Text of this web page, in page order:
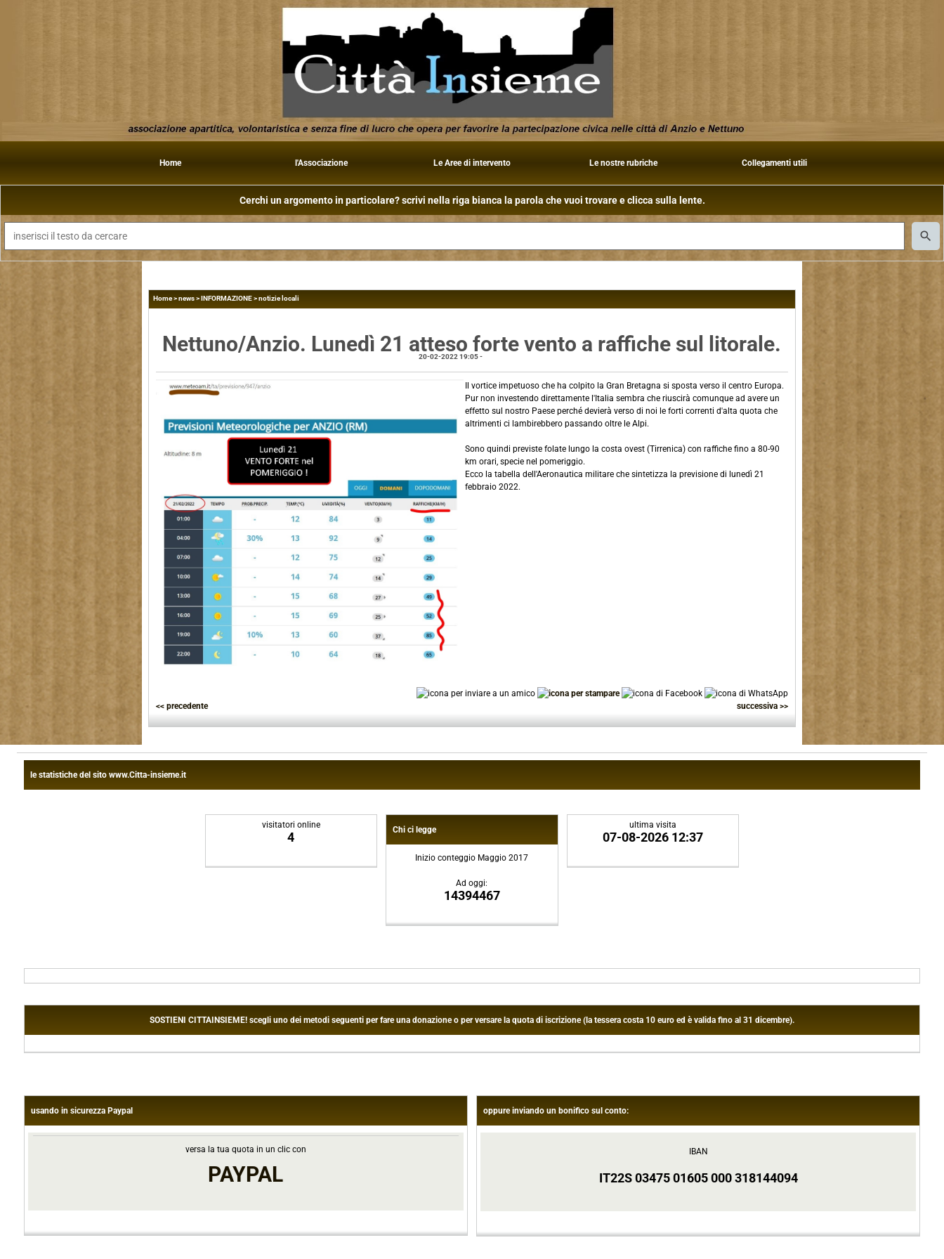
Home l'Associazione Le Aree di intervento Le nostre rubriche Collegamenti utili
Cerchi un argomento in particolare? scrivi nella riga bianca la parola che vuoi trovare e clicca sulla lente.
Home>news>INFORMAZIONE>notizie locali
Nettuno/Anzio. Lunedì 21 atteso forte vento a raffiche sul litorale.
20-02-2022 19:05-
Il vortice impetuoso che ha colpito la Gran Bretagna si sposta verso il centro Europa.
Pur non investendo direttamente l'Italia sembra che riuscirà comunque ad avere un
effetto sul nostro Paese perché devierà verso di noi le forti correnti d'alta quota che
altrimenti ci lambirebbero passando oltre le Alpi.
Sono quindi previste folate lungo la costa ovest (Tirrenica) con raffiche fino a 80-90
km orari, specie nel pomeriggio.
Ecco la tabella dell'Aeronautica militare che sintetizza la previsione di lunedì 21
febbraio 2022.
<< precedente successiva >>
le statistiche del sito www.Citta-insieme.it
visitatori online
4 Chi ci legge
Inizio conteggio Maggio 2017
Ad oggi:
14394467
ultima visita
07-08-2026 12:37
SOSTIENI CITTAINSIEME! scegli uno dei metodi seguenti per fare una donazione o per versare la quota di iscrizione (la tessera costa 10 euro ed è valida fino al 31 dicembre).
usando in sicurezza Paypal
versa la tua quota in un clic con
PAYPAL
oppure inviando un bonifico sul conto:
IBAN
IT22S 03475 01605 000 318144094